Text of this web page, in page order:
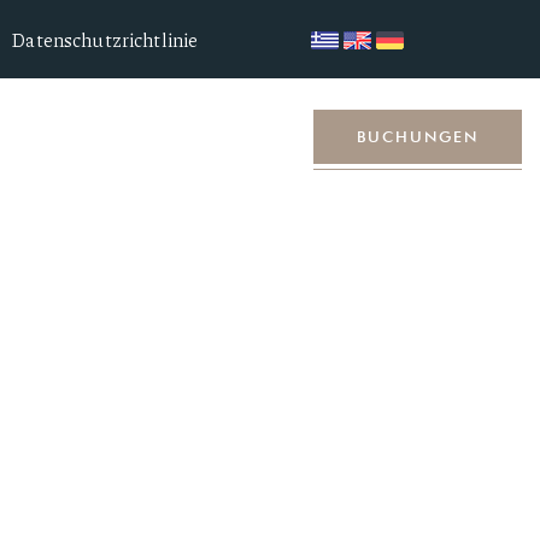
Datenschutzrichtlinie
BUCHUNGEN